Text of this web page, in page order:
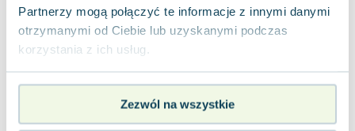
Partnerzy mogą połączyć te informacje z innymi danymi
otrzymanymi od Ciebie lub uzyskanymi podczas
korzystania z ich usług.
Zezwól na wszystkie
W każdym miesiącu wybieramy najlepsze opinie i
nagradzamy recenzentów.
DOWIEDZ SIĘ WIĘCEJ
880 zł